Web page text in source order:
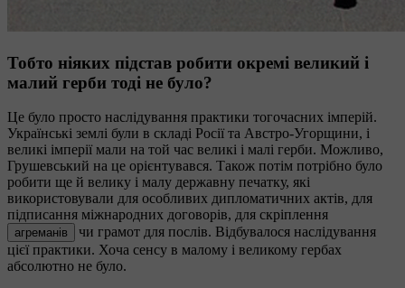
Тобто ніяких підстав робити окремі великий і
малий герби тоді не було?
Це було просто наслідування практики тогочасних імперій.
Українські землі були в складі Росії та Австро-Угорщини, і
великі імперії мали на той час великі і малі герби. Можливо,
Грушевський на це орієнтувався. Також потім потрібно було
робити ще й велику і малу державну печатку, які
використовували для особливих дипломатичних актів, для
підписання міжнародних договорів, для скріплення
агреманів
чи грамот для послів. Відбувалося наслідування
цієї практики. Хоча сенсу в малому і великому гербах
абсолютно не було.